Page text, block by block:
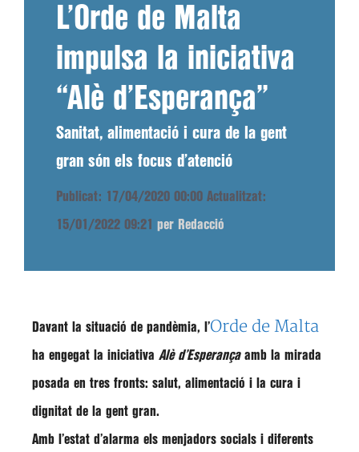
L’Orde de Malta
impulsa la iniciativa
“Alè d’Esperança”
Sanitat, alimentació i cura de la gent
gran són els focus d’atenció
Publicat: 17/04/2020 00:00 Actualitzat:
15/01/2022 09:21 per Redacció
Davant la situació de pandèmia, l’Orde de Malta
ha engegat la iniciativa Alè d’Esperançaamb la mirada
posada en tres fronts: salut, alimentació i la cura i
dignitat de la gent gran.
Amb l’estat d’alarma els menjadors socials i diferents